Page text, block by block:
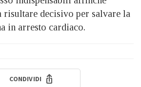
risultare decisivo per salvare la
in arresto cardiaco.
CONDIVIDI